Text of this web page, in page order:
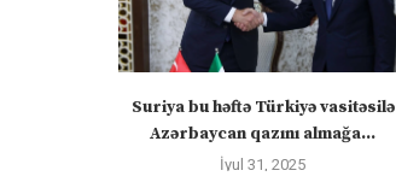
Suriya bu həftə Türkiyə vasitəsilə
Azərbaycan qazını almağa...
İyul 31, 2025